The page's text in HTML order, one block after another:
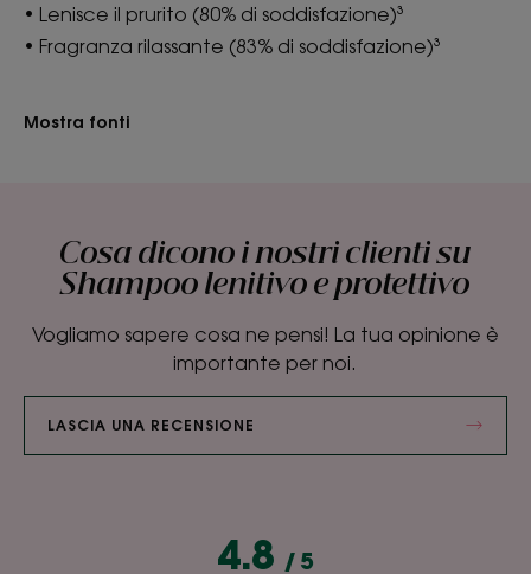
• Lenisce il prurito (80% di soddisfazione)³
• Fragranza rilassante (83% di soddisfazione)³
Mostra fonti
Cosa dicono i nostri clienti su
Shampoo lenitivo e protettivo
Vogliamo sapere cosa ne pensi! La tua opinione è
importante per noi.
LASCIA UNA RECENSIONE
4.8 / 5